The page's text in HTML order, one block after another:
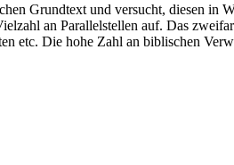
Grundtext und versucht, diesen in
an Parallelstellen auf. Das
etc. Die hohe Zahl an biblischen